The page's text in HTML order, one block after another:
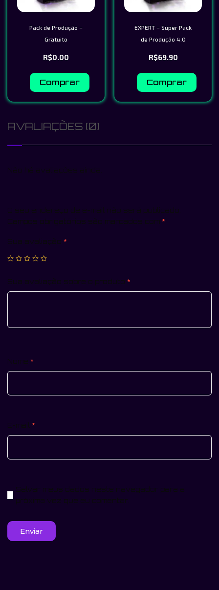
Pack de Produção –
Gratuito
R$0.00
Comprar
EXPERT – Super Pack
de Produção 4.0
R$69.90
Comprar
AVALIAÇÕES (0)
Não há avaliações ainda.
O seu endereço de e-mail não será publicado.
Campos obrigatórios são marcados com *
Sua avaliação *
Sua avaliação sobre o produto *
Nome *
E-mail *
Salvar meus dados neste navegador para a
próxima vez que eu comentar.